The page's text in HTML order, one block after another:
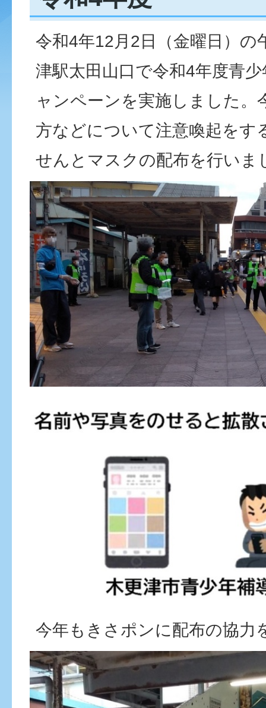
令和4年12月2日（金曜日）の
津駅太田山口で令和4年度青
ャンペーンを実施しました。
方などについて注意喚起をす
せんとマスクの配布を行いま
今年もきさポンに配布の協力